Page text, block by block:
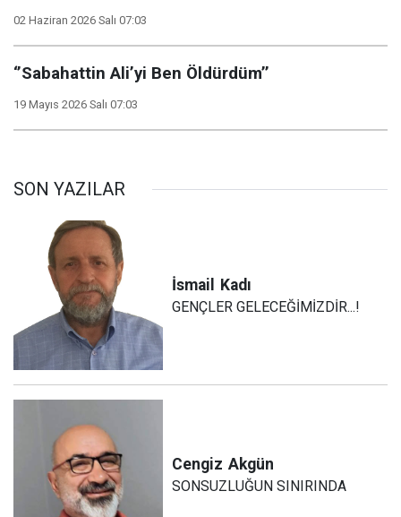
02 Haziran 2026 Salı 07:03
‘’Sabahattin Ali’yi Ben Öldürdüm’’
19 Mayıs 2026 Salı 07:03
SON YAZILAR
İsmail Kadı
GENÇLER GELECEĞİMİZDİR...!
Cengiz Akgün
SONSUZLUĞUN SINIRINDA